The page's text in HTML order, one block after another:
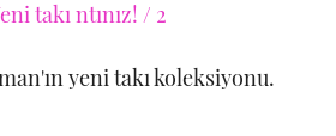
yeni takı koleksiyonu.